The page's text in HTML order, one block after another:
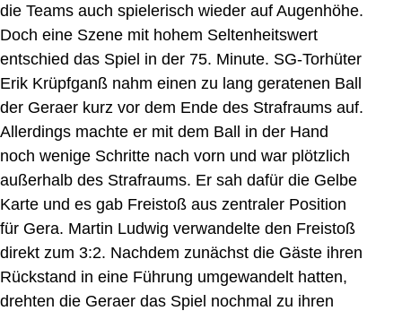
die Teams auch spielerisch wieder auf Augenhöhe.
Doch eine Szene mit hohem Seltenheitswert
entschied das Spiel in der 75. Minute. SG-Torhüter
Erik Krüpfganß nahm einen zu lang geratenen Ball
der Geraer kurz vor dem Ende des Strafraums auf.
Allerdings machte er mit dem Ball in der Hand
noch wenige Schritte nach vorn und war plötzlich
außerhalb des Strafraums. Er sah dafür die Gelbe
Karte und es gab Freistoß aus zentraler Position
für Gera. Martin Ludwig verwandelte den Freistoß
direkt zum 3:2. Nachdem zunächst die Gäste ihren
Rückstand in eine Führung umgewandelt hatten,
drehten die Geraer das Spiel nochmal zu ihren